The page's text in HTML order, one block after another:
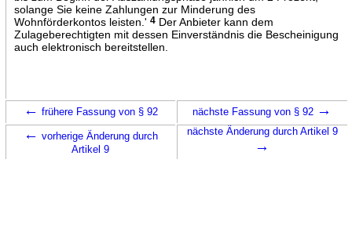
solange Sie keine Zahlungen zur Minderung des
Wohnförderkontos leisten.' 4Der Anbieter kann dem
Zulageberechtigten mit dessen Einverständnis die Bescheinigung
auch elektronisch bereitstellen.
← frühere Fassung von § 92 nächste Fassung von § 92 →
← vorherige Änderung durch
Artikel 9
nächste Änderung durch Artikel 9
→